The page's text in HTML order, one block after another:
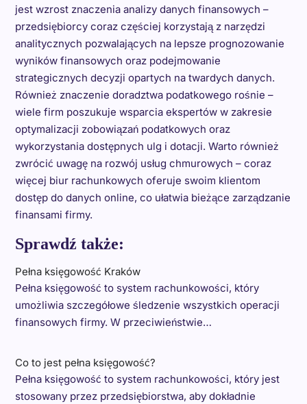
jest wzrost znaczenia analizy danych finansowych –
przedsiębiorcy coraz częściej korzystają z narzędzi
analitycznych pozwalających na lepsze prognozowanie
wyników finansowych oraz podejmowanie
strategicznych decyzji opartych na twardych danych.
Również znaczenie doradztwa podatkowego rośnie –
wiele firm poszukuje wsparcia ekspertów w zakresie
optymalizacji zobowiązań podatkowych oraz
wykorzystania dostępnych ulg i dotacji. Warto również
zwrócić uwagę na rozwój usług chmurowych – coraz
więcej biur rachunkowych oferuje swoim klientom
dostęp do danych online, co ułatwia bieżące zarządzanie
finansami firmy.
Sprawdź także:
Pełna księgowość Kraków
Pełna księgowość to system rachunkowości, który
umożliwia szczegółowe śledzenie wszystkich operacji
finansowych firmy. W przeciwieństwie…
Co to jest pełna księgowość?
Pełna księgowość to system rachunkowości, który jest
stosowany przez przedsiębiorstwa, aby dokładnie